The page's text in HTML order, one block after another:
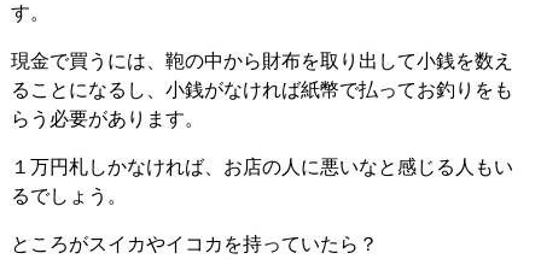
す。
現金で買うには、鞄の中から財布を取り出して小銭を数え
ることになるし、小銭がなければ紙幣で払ってお釣りをも
らう必要があります。
１万円札しかなければ、お店の人に悪いなと感じる人もい
るでしょう。
ところがスイカやイコカを持っていたら？